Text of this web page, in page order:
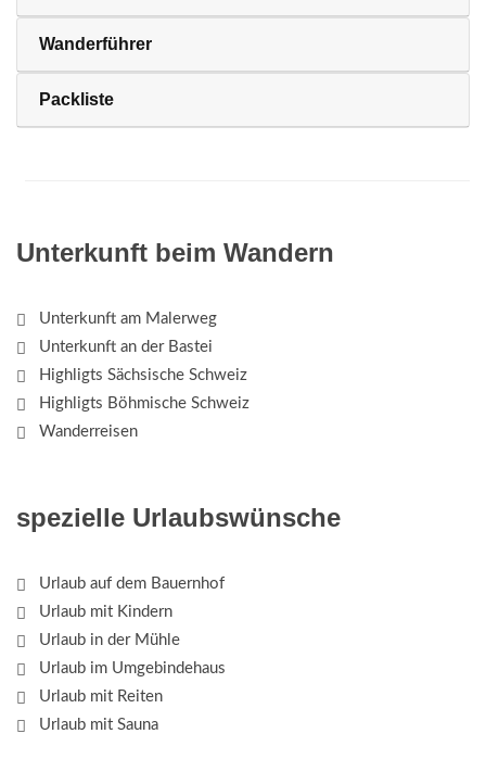
Wanderführer
Packliste
Unterkunft beim Wandern
Unterkunft am Malerweg
Unterkunft an der Bastei
Highligts Sächsische Schweiz
Highligts Böhmische Schweiz
Wanderreisen
spezielle Urlaubswünsche
Urlaub auf dem Bauernhof
Urlaub mit Kindern
Urlaub in der Mühle
Urlaub im Umgebindehaus
Urlaub mit Reiten
Urlaub mit Sauna